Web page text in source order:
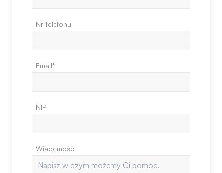
Nr telefonu
Email*
NIP
Wiadomość